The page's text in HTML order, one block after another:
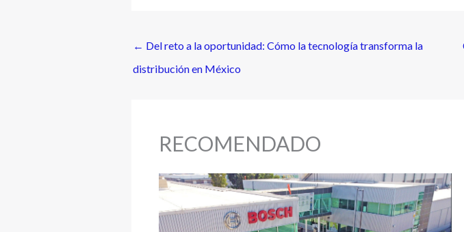
← Del reto a la oportunidad: Cómo la tecnología transforma la
distribución en México
RECOMENDADO